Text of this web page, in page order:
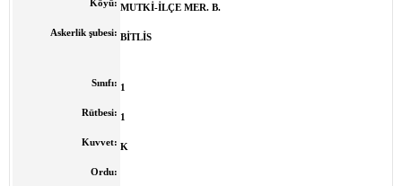
Köyü: MUTKİ-İLÇE MER. B.
Askerlik şubesi: BİTLİS
Sınıfı: 1
Rütbesi: 1
Kuvvet: K
Ordu: